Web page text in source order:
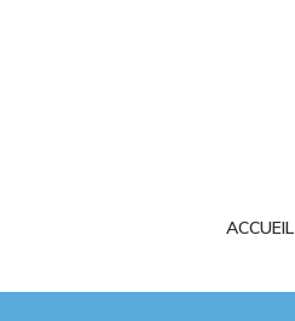
ACCUEIL